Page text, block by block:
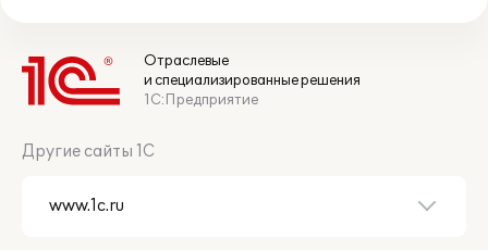
Отраслевые
и специализированные решения
1С:Предприятие
Другие сайты 1С